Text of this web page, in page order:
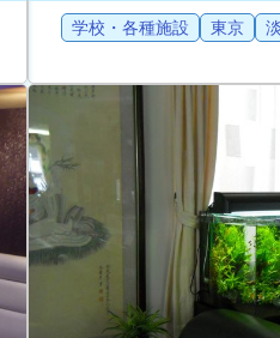
学校・各種施設 東京